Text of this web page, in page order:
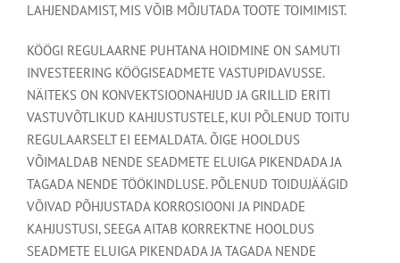
LAHJENDAMIST, MIS VÕIB MÕJUTADA TOOTE TOIMIMIST.
KÖÖGI REGULAARNE PUHTANA HOIDMINE ON SAMUTI
INVESTEERING KÖÖGISEADMETE VASTUPIDAVUSSE.
NÄITEKS ON KONVEKTSIOONAHJUD JA GRILLID ERITI
VASTUVÕTLIKUD KAHJUSTUSTELE, KUI PÕLENUD TOITU
REGULAARSELT EI EEMALDATA. ÕIGE HOOLDUS
VÕIMALDAB NENDE SEADMETE ELUIGA PIKENDADA JA
TAGADA NENDE TÖÖKINDLUSE. PÕLENUD TOIDUJÄÄGID
VÕIVAD PÕHJUSTADA KORROSIOONI JA PINDADE
KAHJUSTUSI, SEEGA AITAB KORREKTNE HOOLDUS
SEADMETE ELUIGA PIKENDADA JA TAGADA NENDE